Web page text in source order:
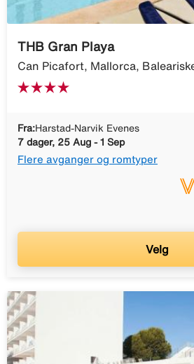
THB Gran Playa
Can Picafort, Mallorca,
Fra:Harstad-Narvik Evenes
7 dager, 25 Aug - 1 Sep
Flere avganger og romtyper
Velg